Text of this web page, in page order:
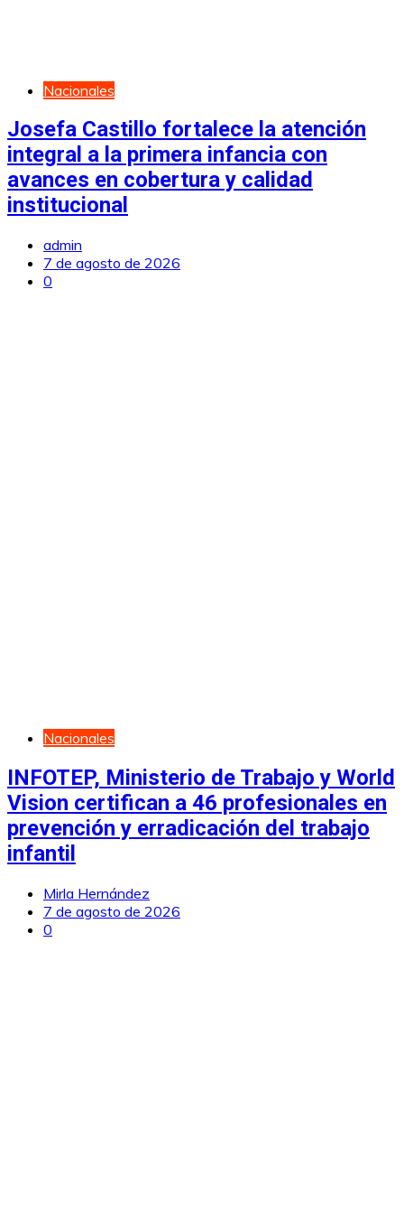
Nacionales
Josefa Castillo fortalece la atención
integral a la primera infancia con
avances en cobertura y calidad
institucional
admin
7 de agosto de 2026
0
Nacionales
INFOTEP, Ministerio de Trabajo y World
Vision certifican a 46 profesionales en
prevención y erradicación del trabajo
infantil
Mirla Hernández
7 de agosto de 2026
0